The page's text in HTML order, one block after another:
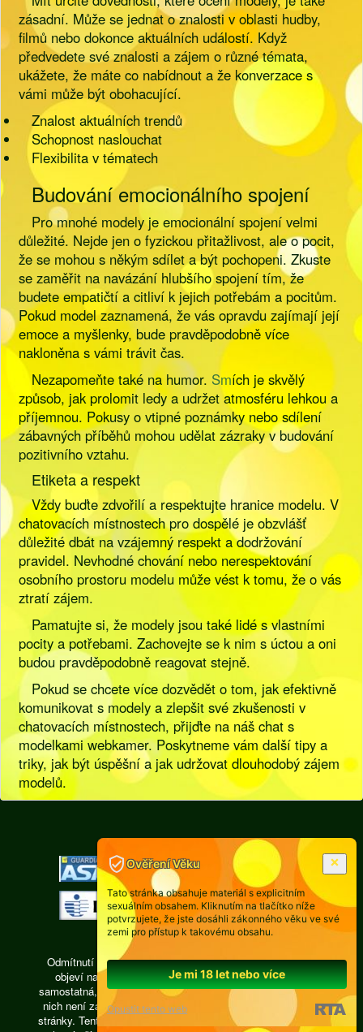
zásadní. Může se jednat o znalosti v oblasti hudby,
filmů nebo dokonce aktuálních událostí. Když
předvedete své znalosti a zájem o různé témata,
ukážete, že máte co nabídnout a že konverzace s
vámi může být obohacující.
Znalost aktuálních trendů
Schopnost naslouchat
Flexibilita v tématech
Budování emocionálního spojení
Pro mnohé modely je emocionální spojení velmi
důležité. Nejde jen o fyzickou přitažlivost, ale o pocit,
že se mohou s někým sdílet a být pochopeni. Zkuste
se zaměřit na navázání hlubšího spojení tím, že
budete empatičtí a citliví k jejich potřebám a pocitům.
Pokud model zaznamená, že vás opravdu zajímají její
emoce a myšlenky, bude pravděpodobně více
nakloněna s vámi trávit čas.
Nezapomeňte také na humor. Smích je skvělý
způsob, jak prolomit ledy a udržet atmosféru lehkou a
příjemnou. Pokusy o vtipné poznámky nebo sdílení
zábavných příběhů mohou udělat zázraky v budování
pozitivního vztahu.
Etiketa a respekt
Vždy buďte zdvořilí a respektujte hranice modelu. V
chatovacích místnostech pro dospělé je obzvlášť
důležité dbát na vzájemný respekt a dodržování
pravidel. Nevhodné chování nebo nerespektování
osobního prostoru modelu může vést k tomu, že o vás
ztratí zájem.
Pamatujte si, že modely jsou také lidé s vlastními
pocity a potřebami. Zachovejte se k nim s úctou a oni
budou pravděpodobně reagovat stejně.
Pokud se chcete více dozvědět o tom, jak efektivně
komunikovat s modely a zlepšit své zkušenosti v
chatovacích místnostech, přijďte na náš chat s
modelkami webkamer. Poskytneme vám další tipy a
triky, jak být úspěšní a jak udržovat dlouhodobý zájem
modelů.
]
Odmítnutí odpovědnosti: Každá osoba, jejíž fotografie se
objeví na videochatu isexy.cz, je právně zodpovědná,
samostatná, pracuje ze vzdálené privátní místnosti, žádná z
nich není zaměstnancem a subdodavatelům provozovatele
stránky. Tento web je interaktivní a přispívat či inzerovat zde
Ověření Věku
Tato stránka obsahuje materiál s explicitním
sexuálním obsahem. Kliknutím na tlačítko níže
potvrzujete, že jste dosáhli zákonného věku ve své
zemi pro přístup k takovému obsahu.
Je mi 18 let nebo více
Opustit tento web